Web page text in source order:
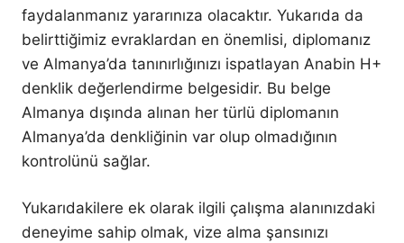
faydalanmanız yararınıza olacaktır. Yukarıda da
belirttiğimiz evraklardan en önemlisi, diplomanız
ve Almanya’da tanınırlığınızı ispatlayan Anabin H+
denklik değerlendirme belgesidir. Bu belge
Almanya dışında alınan her türlü diplomanın
Almanya’da denkliğinin var olup olmadığının
kontrolünü sağlar.
Yukarıdakilere ek olarak ilgili çalışma alanınızdaki
deneyime sahip olmak, vize alma şansınızı